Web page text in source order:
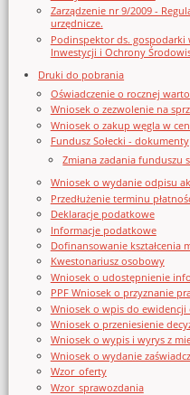
Zarządzenie nr 9/2009 -
urzędnicze.
Podinspektor ds. gospodarki
Inwestycji i Ochrony
Druki do pobrania
Oświadczenie o rocznej
Wniosek o zezwolenie na
Wniosek o zakup węgla w
Fundusz Sołecki - dokumenty
Zmiana zadania funduszu
Wniosek o wydanie odpisu
Przedłużenie terminu
Deklaracje podatkowe
Informacje podatkowe
Dofinansowanie kształcenia
Kwestonariusz osobowy
Wniosek o udostępnienie
PPF Wniosek o przyznanie
Wniosek o wpis do
Wniosek o przeniesienie
Wniosek o wypis i wyrys z
Wniosek o wydanie
Wzor_oferty
Wzor_sprawozdania